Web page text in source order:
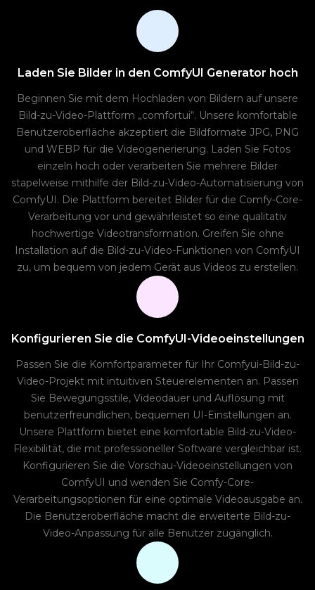
Laden Sie Bilder in den ComfyUI Generator hoch
Beginnen Sie mit dem Hochladen von Bildern auf unsere
Bild-zu-Video-Plattform „comfortui“. Unsere komfortable
Benutzeroberfläche akzeptiert die Bildformate JPG, PNG
und WEBP für die Videogenerierung. Laden Sie Fotos
einzeln hoch oder verarbeiten Sie mehrere Bilder
stapelweise mithilfe der Bild-zu-Video-Automatisierung von
ComfyUI. Die Plattform bereitet Bilder für die Comfy-Core-
Verarbeitung vor und gewährleistet so eine qualitativ
hochwertige Videotransformation. Greifen Sie ohne
Installation auf die Bild-zu-Video-Funktionen von ComfyUI
zu, um bequem von jedem Gerät aus Videos zu erstellen.
Konfigurieren Sie die ComfyUI-Videoeinstellungen
Passen Sie die Komfortparameter für Ihr Comfyui-Bild-zu-
Video-Projekt mit intuitiven Steuerelementen an. Passen
Sie Bewegungsstile, Videodauer und Auflösung mit
benutzerfreundlichen, bequemen UI-Einstellungen an.
Unsere Plattform bietet eine komfortable Bild-zu-Video-
Flexibilität, die mit professioneller Software vergleichbar ist.
Konfigurieren Sie die Vorschau-Videoeinstellungen von
ComfyUI und wenden Sie Comfy-Core-
Verarbeitungsoptionen für eine optimale Videoausgabe an.
Die Benutzeroberfläche macht die erweiterte Bild-zu-
Video-Anpassung für alle Benutzer zugänglich.